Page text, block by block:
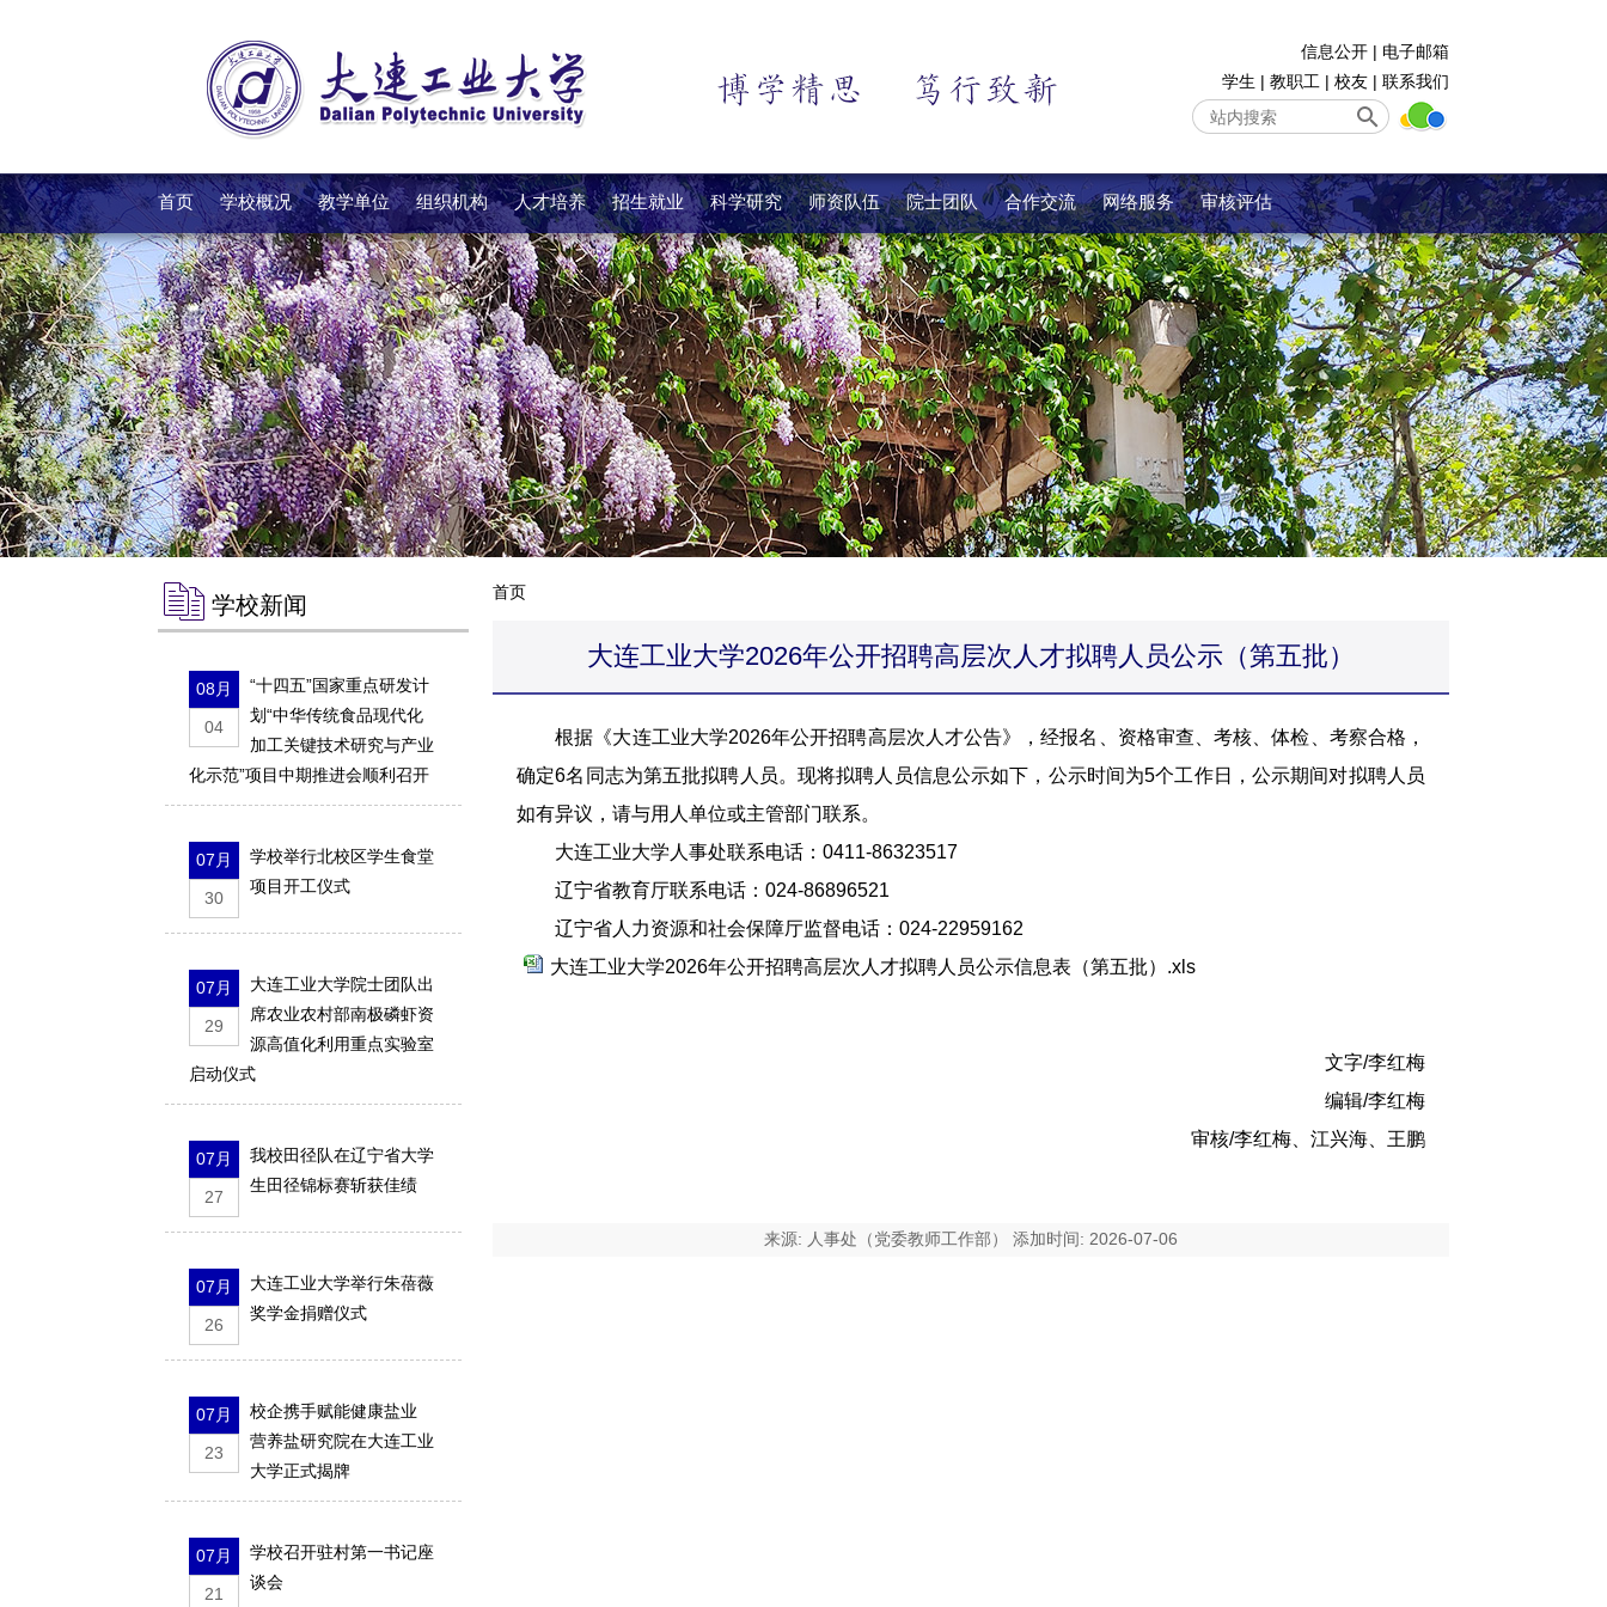
信息公开 | 电子邮箱
学生 | 教职工 | 校友 | 联系我们
首页 学校概况 教学单位 组织机构 人才培养 招生就业 科学研究 师资队伍 院士团队 合作交流 网络服务 审核评估
首页
大连工业大学2026年公开招聘高层次人才拟聘人员公示（第五批）
根据《大连工业大学2026年公开招聘高层次人才公告》，经报名、资格审查、考核、体检、考察合格，
确定6名同志为第五批拟聘人员。现将拟聘人员信息公示如下，公示时间为5个工作日，公示期间对拟聘人员
如有异议，请与用人单位或主管部门联系。
大连工业大学人事处联系电话：0411-86323517
辽宁省教育厅联系电话：024-86896521
辽宁省人力资源和社会保障厅监督电话：024-22959162
大连工业大学2026年公开招聘高层次人才拟聘人员公示信息表（第五批）.xls
文字/李红梅
编辑/李红梅
审核/李红梅、江兴海、王鹏
来源: 人事处（党委教师工作部） 添加时间: 2026-07-06
学校新闻
08月
04
“十四五”国家重点研发计
划“中华传统食品现代化
加工关键技术研究与产业
化示范”项目中期推进会顺利召开
07月
30
学校举行北校区学生食堂
项目开工仪式
07月
29
大连工业大学院士团队出
席农业农村部南极磷虾资
源高值化利用重点实验室
启动仪式
07月
27
我校田径队在辽宁省大学
生田径锦标赛斩获佳绩
07月
26
大连工业大学举行朱蓓薇
奖学金捐赠仪式
07月
23
校企携手赋能健康盐业
营养盐研究院在大连工业
大学正式揭牌
07月
21
学校召开驻村第一书记座
谈会